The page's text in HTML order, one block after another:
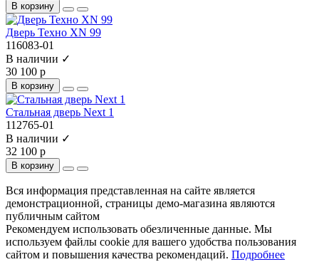
В корзину
Дверь Техно XN 99
116083-01
В наличии ✓
30 100 р
В корзину
Стальная дверь Next 1
112765-01
В наличии ✓
32 100 р
В корзину
Вся информация представленная на сайте является
демонстрационной, страницы демо-магазина являются
публичным сайтом
Рекомендуем использовать обезличенные данные. Мы
используем файлы cookie для вашего удобства пользования
сайтом и повышения качества рекомендаций. Подробнее